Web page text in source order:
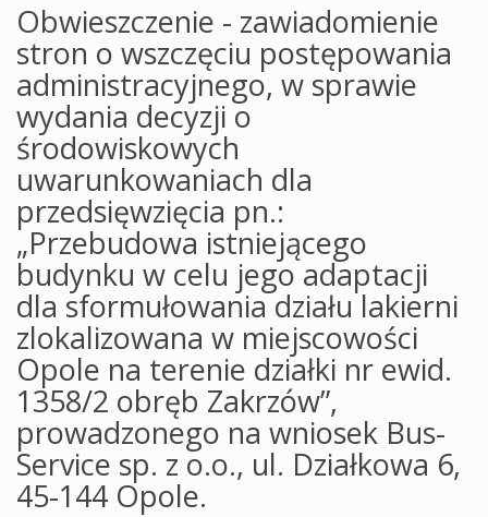
Obwieszczenie - zawiadomienie
stron o wszczęciu postępowania
administracyjnego, w sprawie
wydania decyzji o
środowiskowych
uwarunkowaniach dla
przedsięwzięcia pn.:
„Przebudowa istniejącego
budynku w celu jego adaptacji
dla sformułowania działu lakierni
zlokalizowana w miejscowości
Opole na terenie działki nr ewid.
1358/2 obręb Zakrzów”,
prowadzonego na wniosek Bus-
Service sp. z o.o., ul. Działkowa 6,
45-144 Opole.